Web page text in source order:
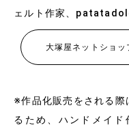
ェルト作家、
大塚屋ネットショッ
※作品化販売をされる際
るため、ハンドメイド